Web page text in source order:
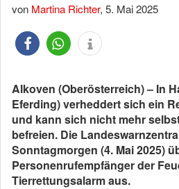
von Martina Richter, 5. Mai 2025
Alkoven (Oberösterreich) – In
Eferding)verheddert sich ein
und kann sich nicht mehr
befreien. Die
Sonntagmorgen (4. Mai 2025)
Personenrufempfänger der
Tierrettungsalarm aus.